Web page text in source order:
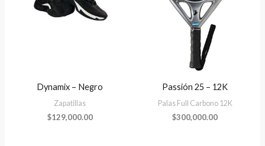
Dynamix – Negro
Zapatillas
$129,000.00
Passión 25 – 12K
Palas Full Carbono 12K
$300,000.00